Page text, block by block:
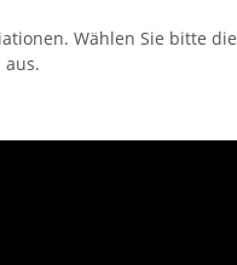
Wählen Sie bitte die
aus.